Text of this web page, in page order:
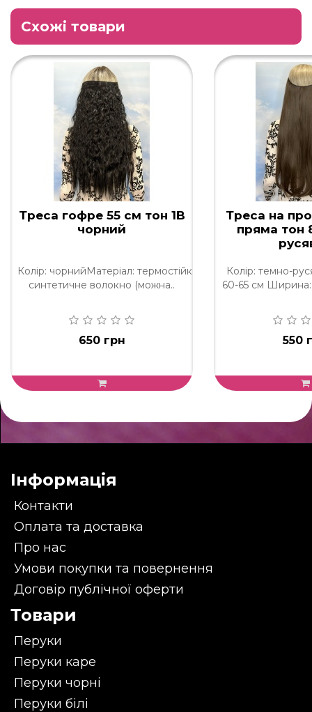
Схожі товари
Треса гофре 55 см тон 1B
чорний
Колір: чорнийМатеріал: термостійке
синтетичне волокно (можна..
650 грн
Треса на
пряма тон
Колір: темно-
60-65 см Ширина:
550
Інформація
Контакти
Оплата та доставка
Про нас
Умови покупки та повернення
Договір публічної оферти
Товари
Перуки
Перуки каре
Перуки чорні
Перуки білі